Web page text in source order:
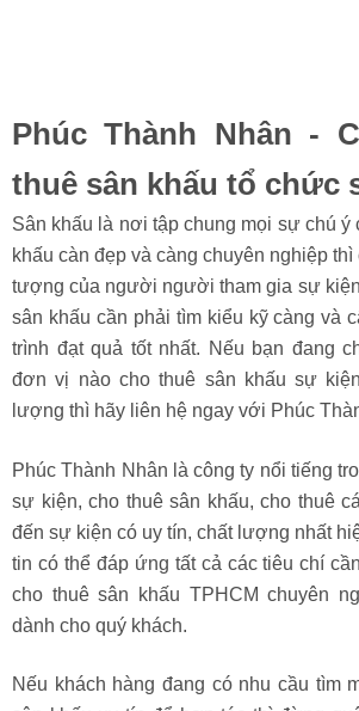
Phúc Thành Nhân -
thuê sân khấu tổ chức
Sân khấu là nơi tập chung mọi sự chú ý
khấu càn đẹp và càng chuyên nghiệp
tượng của người người tham gia sự
sân khấu cần phải tìm kiểu kỹ càng và
đơn vị nào cho thuê sân khấu sự
lượng thì hãy liên hệ ngay với Phúc
Phúc Thành Nhân là công ty nổi tiếng
sự kiện, cho thuê sân khấu, cho thuê
đến sự kiện có uy tín, chất lượng nhất
cho thuê sân khấu TPHCM chuyên